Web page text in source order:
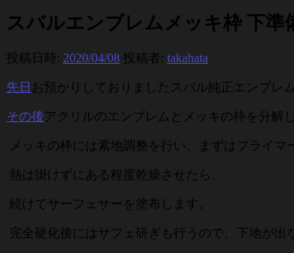
スバルエンブレムメッキ枠 下準
投稿日時: 2020/04/08 投稿者: takahata
先日 お預かりしておりましたスバル純正エンブレ
その後アクリルのエンブレムとメッキの枠を分解
メッキの枠には素地調整を行い、まずはプライマ
熱は掛けずにある程度乾燥させたら、
続けてサーフェサーを塗布します。
完全硬化後にはサフェ研ぎも行うので、下地が出